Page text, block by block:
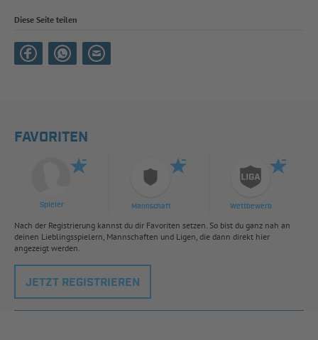
Diese Seite teilen
FAVORITEN
Spieler Mannschaft Wettbewerb
Nach der Registrierung kannst du dir Favoriten setzen. So bist du ganz nah an
deinen Lieblingsspielern, Mannschaften und Ligen, die dann direkt hier
angezeigt werden.
JETZT REGISTRIEREN